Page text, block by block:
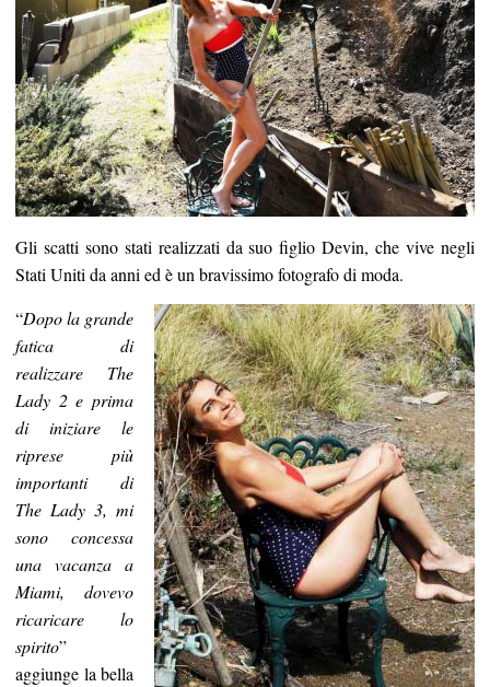
Gli scatti sono stati realizzati da suo figlio Devin, che vive negli
Stati Uniti da anni ed è un bravissimo fotografo di moda.
“Dopo la grande
fatica di
realizzare The
Lady 2 e prima
di iniziare le
riprese più
importanti di
The Lady 3, mi
sono concessa
una vacanza a
Miami, dovevo
ricaricare lo
spirito”
aggiunge la bella